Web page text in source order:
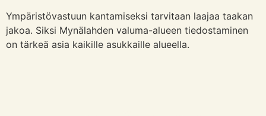
Ympäristövastuun kantamiseksi tarvitaan laajaa taakan
jakoa. Siksi Mynälahden valuma-alueen tiedostaminen
on tärkeä asia kaikille asukkaille alueella.